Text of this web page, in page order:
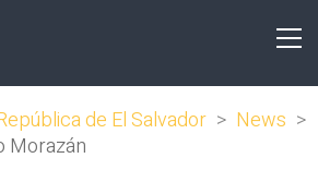
de El Salvador > News >
Morazán